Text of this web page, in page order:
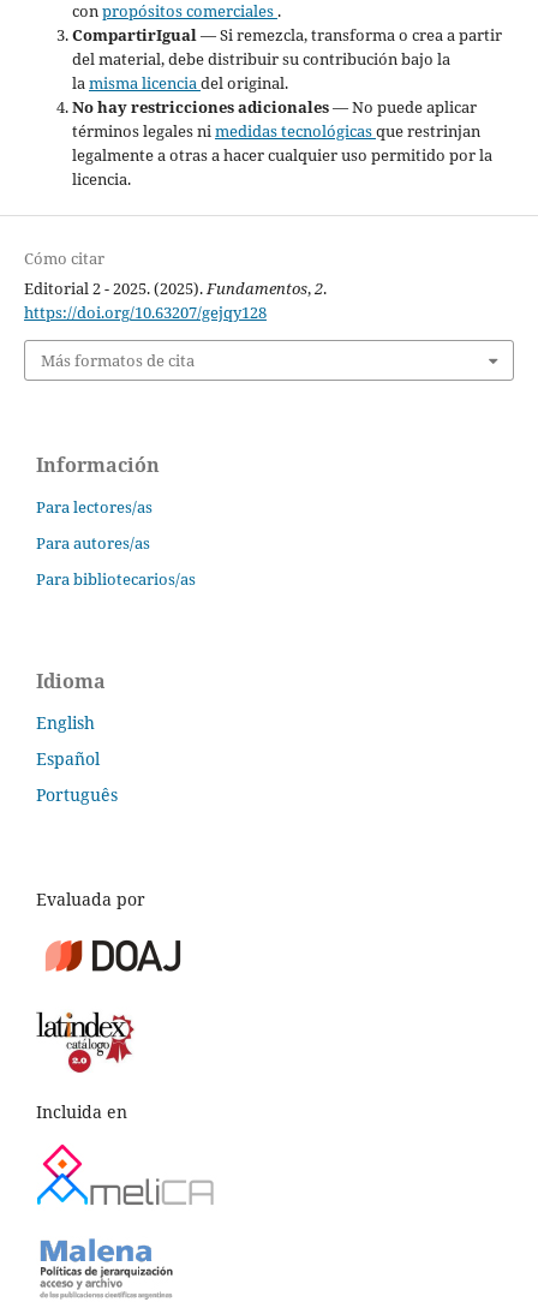
conpropósitos comerciales .
CompartirIgual— Si remezcla, transforma o crea a partir
del material, debe distribuir su contribución bajo la
lamisma licenciadel original.
No hay restricciones adicionales— No puede aplicar
términos legales nimedidas tecnológicasque restrinjan
legalmente a otras a hacer cualquier uso permitido por la
licencia.
Cómo citar
Editorial 2 - 2025. (2025).Fundamentos,2.
https://doi.org/10.63207/gejqy128
Más formatos de cita
Información
Para lectores/as
Para autores/as
Para bibliotecarios/as
Idioma
English
Español
Português
Evaluada por
Incluida en